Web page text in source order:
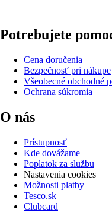
Potrebujete
Cena doručenia
Bezpečnosť pri nákupe
Všeobecné obchodné
Ochrana súkromia
O nás
Prístupnosť
Kde dovážame
Poplatok za službu
Nastavenia cookies
Možnosti platby
Tesco.sk
Clubcard